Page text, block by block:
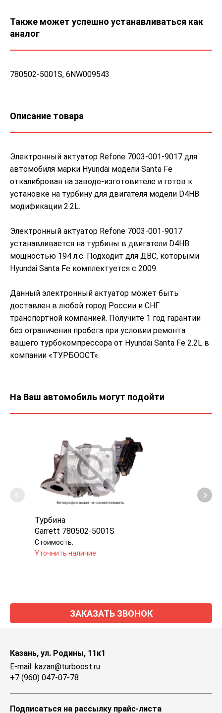
Также может успешно устанавливаться как
аналог
780502-5001S, 6NW009543
Описание товара
Электронный актуатор Refone 7003-001-9017 для
автомобиля марки Hyundai модели Santa Fe
откалиброван на заводе-изготовителе и готов к
установке на турбину для двигателя модели D4HB
модификации 2.2L.
Электронный актуатор Refone 7003-001-9017
устанавливается на турбины в двигатели D4HB
мощностью 194 л.с. Подходит для ДВС, которыми
Hyundai Santa Fe комплектуется с 2009.
Данный электронный актуатор может быть
доставлен в любой город России и СНГ
транспортной компанией. Получите 1 год гарантии
без ограничения пробега при условии ремонта
вашего турбокомпрессора от Hyundai Santa Fe 2.2L в
компании «ТУРБООСТ».
На Ваш автомобиль могут подойти
Турбина
Garrett 780502-5001S
Стоимость:
Уточнить наличие
ЗАКАЗАТЬ ЗВОНОК
Казань, ул. Родины, 11к1
E-mail: kazan@turboost.ru
+7 (960) 047-07-78
Подписаться на рассылку прайс-листа